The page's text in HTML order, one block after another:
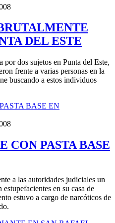
DEL ESTE
por dos sujetos en Punta del Este,
frente a varias personas en la
buscando a estos individuos
CON PASTA BASE
a las autoridades judiciales un
en su casa de
estuvo a cargo de narcóticos de